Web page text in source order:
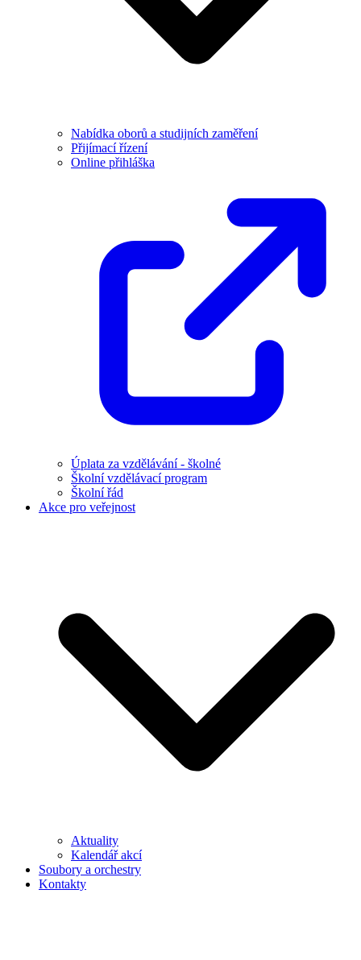
Nabídka oborů a studijních zaměření
Přijímací řízení
Online přihláška
Úplata za vzdělávání - školné
Školní vzdělávací program
Školní řád
Akce pro veřejnost
Aktuality
Kalendář akcí
Soubory a orchestry
Kontakty